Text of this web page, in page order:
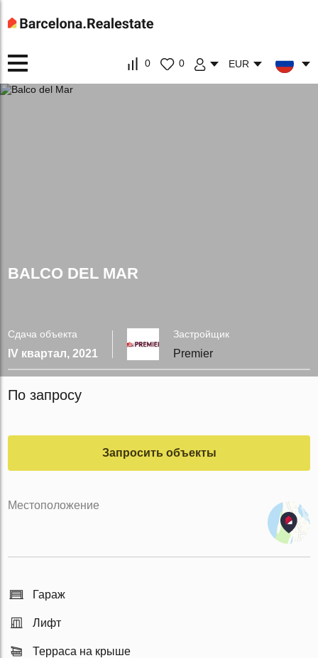
0 0 EUR
BALCO DEL MAR
Сдача объекта
IV квартал, 2021
Застройщик
Premier
По запросу
Запросить объекты
Местоположение
Гараж
Лифт
Терраса на крыше